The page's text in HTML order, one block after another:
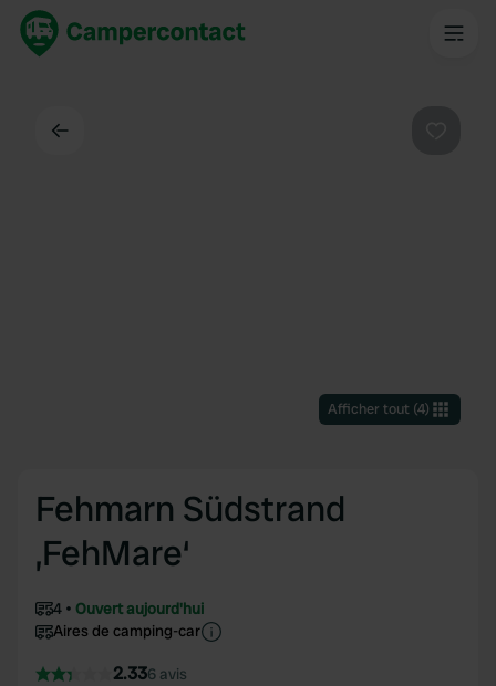
Afficher tout(4)
Fehmarn Südstrand
‚FehMare‘
4
Ouvert aujourd'hui
Aires de camping-car
2.336 avis